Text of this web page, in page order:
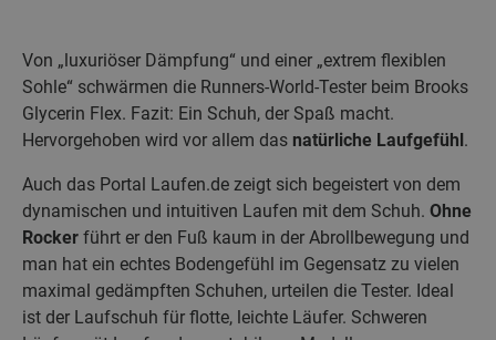
Von „luxuriöser Dämpfung“ und einer „extrem flexiblen
Sohle“ schwärmen die Runners-World-Tester beim Brooks
Glycerin Flex. Fazit: Ein Schuh, der Spaß macht.
Hervorgehoben wird vor allem das natürliche Laufgefühl.
Auch das Portal Laufen.de zeigt sich begeistert von dem
dynamischen und intuitiven Laufen mit dem Schuh. Ohne
Rocker führt er den Fuß kaum in der Abrollbewegung und
man hat ein echtes Bodengefühl im Gegensatz zu vielen
maximal gedämpften Schuhen, urteilen die Tester. Ideal
ist der Laufschuh für flotte, leichte Läufer. Schweren